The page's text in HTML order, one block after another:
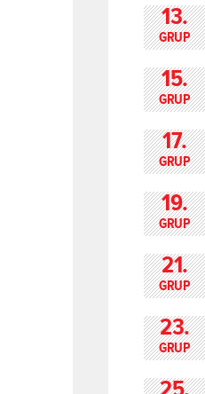
13.
GRUP
15.
GRUP
17.
GRUP
19.
GRUP
21.
GRUP
23.
GRUP